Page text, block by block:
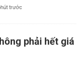
trước
phải hết giá